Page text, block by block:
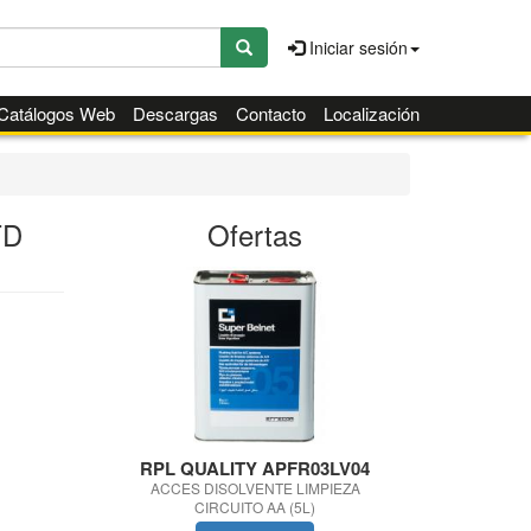
Iniciar sesión
Web Descargas Contacto Localización
Ofertas
RPL QUALITY APFR03LV04
ACCES DISOLVENTE LIMPIEZA
CIRCUITO AA (5L)